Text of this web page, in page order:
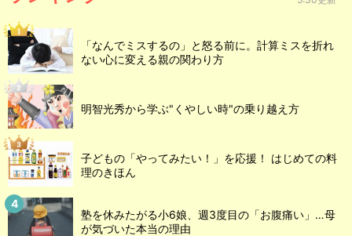
「なんでミスするの」と怒る前に。計算ミスを折れ
ない心に変える親の関わり方
明智光秀から学ぶ"くやしい時"の乗り越え方
子どもの「やってみたい！」を応援！ はじめての料
理のきほん
塾を休みたがる小6娘、週3度目の「お腹痛い」…母
が気づいた本当の理由